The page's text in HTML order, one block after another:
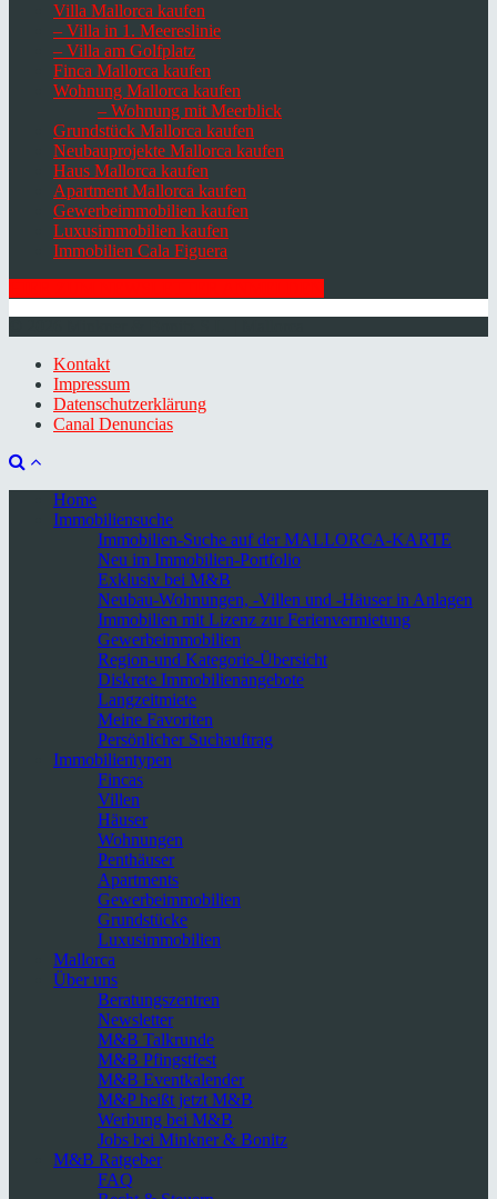
Villa Mallorca kaufen
– Villa in 1. Meereslinie
– Villa am Golfplatz
Finca Mallorca kaufen
Wohnung Mallorca kaufen
– Wohnung mit Meerblick
Grundstück Mallorca kaufen
Neubauprojekte Mallorca kaufen
Haus Mallorca kaufen
Apartment Mallorca kaufen
Gewerbeimmobilien kaufen
Luxusimmobilien kaufen
Immobilien Cala Figuera
Kontakt
Impressum
Datenschutzerklärung
Canal Denuncias
Home
Immobiliensuche
Immobilien-Suche auf der MALLORCA-KARTE
Neu im Immobilien-Portfolio
Exklusiv bei M&B
Neubau-Wohnungen, -Villen und -Häuser in Anlagen
Immobilien mit Lizenz zur Ferienvermietung
Gewerbeimmobilien
Region-und Kategorie-Übersicht
Diskrete Immobilienangebote
Langzeitmiete
Meine Favoriten
Persönlicher Suchauftrag
Immobilientypen
Fincas
Villen
Häuser
Wohnungen
Penthäuser
Apartments
Gewerbeimmobilien
Grundstücke
Luxusimmobilien
Mallorca
Über uns
Beratungszentren
Newsletter
M&B Talkrunde
M&B Pfingstfest
M&B Eventkalender
M&P heißt jetzt M&B
Werbung bei M&B
Jobs bei Minkner & Bonitz
M&B Ratgeber
FAQ